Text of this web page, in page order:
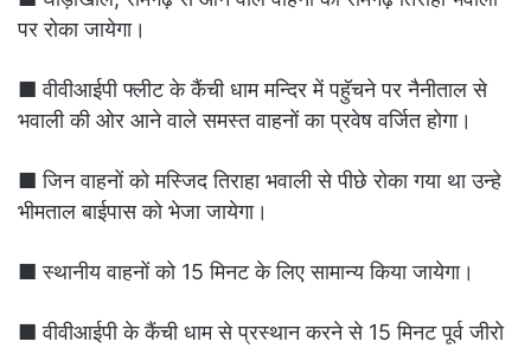
पर रोका जायेगा।
■ वीवीआईपी फ्लीट के कैंची धाम मन्दिर में पहुॅचने पर नैनीताल से
भवाली की ओर आने वाले समस्त वाहनों का प्रवेष वर्जित होगा।
■ जिन वाहनों को मस्जिद तिराहा भवाली से पीछे रोका गया था उन्हे
भीमताल बाईपास को भेजा जायेगा।
■ स्थानीय वाहनों को 15 मिनट के लिए सामान्य किया जायेगा।
■ वीवीआईपी के कैंची धाम से प्रस्थान करने से 15 मिनट पूर्व जीरो